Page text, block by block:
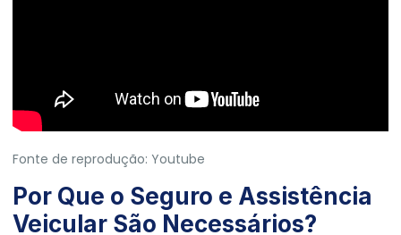
Fonte de reprodução: Youtube
Por Que o Seguro e Assistência
Veicular São Necessários?